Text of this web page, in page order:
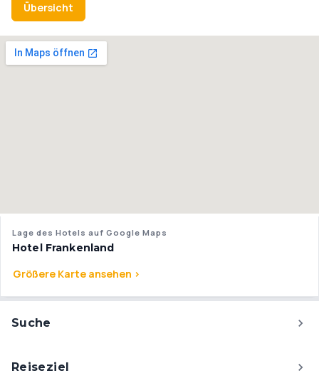
Übersicht
Lage des Hotels auf Google Maps
Hotel Frankenland
Größere Karte ansehen >
Suche
Reiseziel